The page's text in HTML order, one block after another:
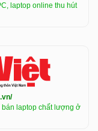
laptop online thu hút
laptop chất lượng ở